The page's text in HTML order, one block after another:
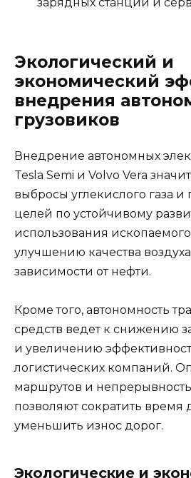
Экологический и
экономический
внедрения
грузовиков
Внедрение автономных
Tesla Semi и Volvo Vera
выбросы углекислого газа и
целей по устойчивому
использования
улучшению качества
зависимости от нефти.
Кроме того, автономность
средств ведет к снижению
и увеличению
логистических компаний.
маршрутов и
позволяют сократить время
уменьшить износ дорог.
Экологические и